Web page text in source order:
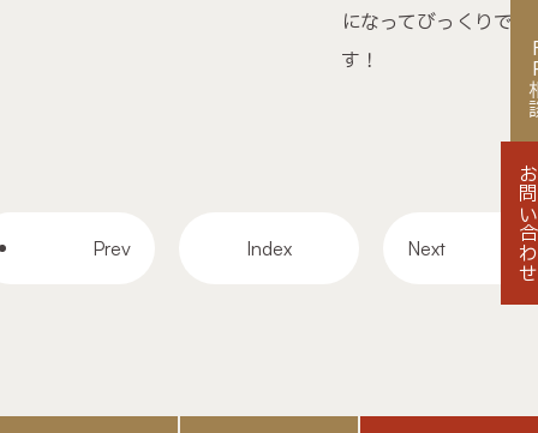
お問
になってびっくりで
す！
Prev Index Next